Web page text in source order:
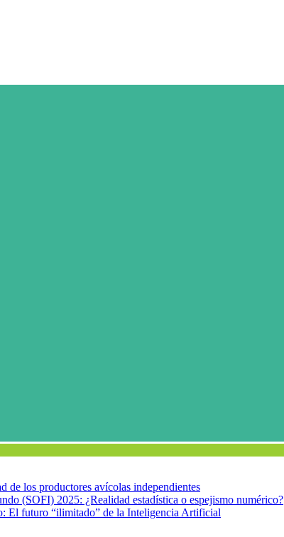
de los productores avícolas independientes
(SOFI) 2025: ¿Realidad estadística o espejismo numérico?
El futuro “ilimitado” de la Inteligencia Artificial